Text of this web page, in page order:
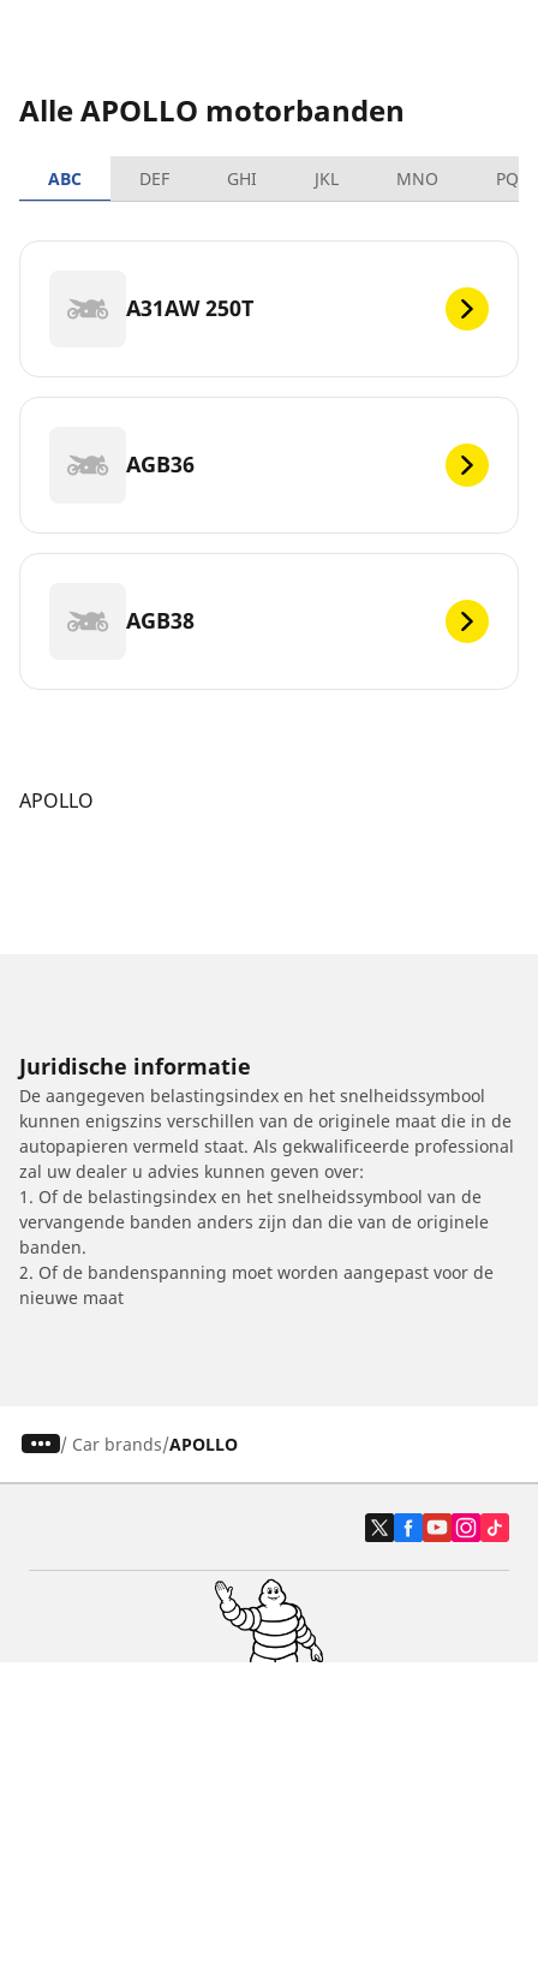
Alle APOLLO motorbanden
ABC DEF GHI JKL MNO PQRS
A31AW 250T
AGB36
AGB38
APOLLO
Juridische informatie
De aangegeven belastingsindex en het snelheidssymbool
kunnen enigszins verschillen van de originele maat die in de
autopapieren vermeld staat. Als gekwalificeerde professional
zal uw dealer u advies kunnen geven over:
1. Of de belastingsindex en het snelheidssymbool van de
vervangende banden anders zijn dan die van de originele
banden.
2. Of de bandenspanning moet worden aangepast voor de
nieuwe maat
/ Car brands APOLLO